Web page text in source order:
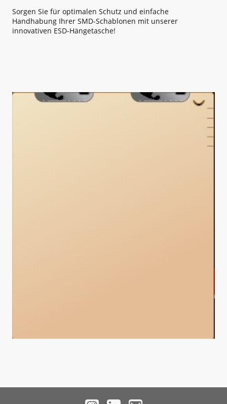
Sorgen Sie für optimalen Schutz und einfache
Handhabung Ihrer SMD-Schablonen mit unserer
innovativen ESD-Hängetasche!